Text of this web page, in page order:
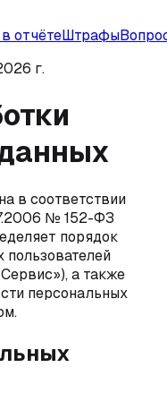
отчётеШтрафы
г.
в соответствии
№ 152-ФЗ
порядок
а также
персональных